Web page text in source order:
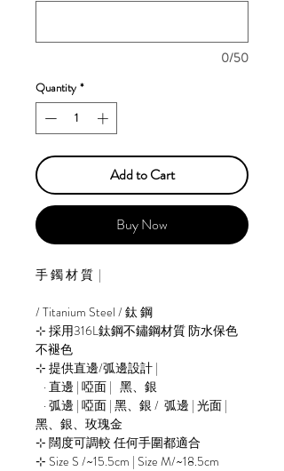
0/50
Quantity *
Add to Cart
Buy Now
手 鐲 材 質 |
/ Titanium Steel / 鈦 鋼
⊹ 採用316L鈦鋼不鏽鋼材質 防水保色
不褪色
⊹ 提供直邊/弧邊設計 |
· 直邊 | 啞面 | 黑、銀
· 弧邊 | 啞面 | 黑、銀 / 弧邊 | 光面 |
黑、銀、玫瑰金
⊹ 闊度可調較 任何手圍都適合
⊹ Size S /~15.5cm | Size M/~18.5cm